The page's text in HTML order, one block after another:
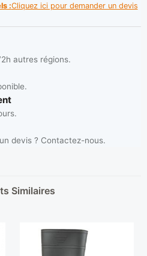
:Cliquez ici pour demander un devis
autres régions.
devis ? Contactez-nous.
Similaires